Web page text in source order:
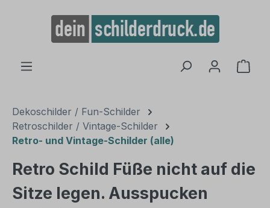
springen
Dekoschilder / Fun-Schilder
Retroschilder / Vintage-Schilder
Retro- und Vintage-Schilder (alle)
Retro Schild Füße nicht auf die
Sitze legen. Ausspucken